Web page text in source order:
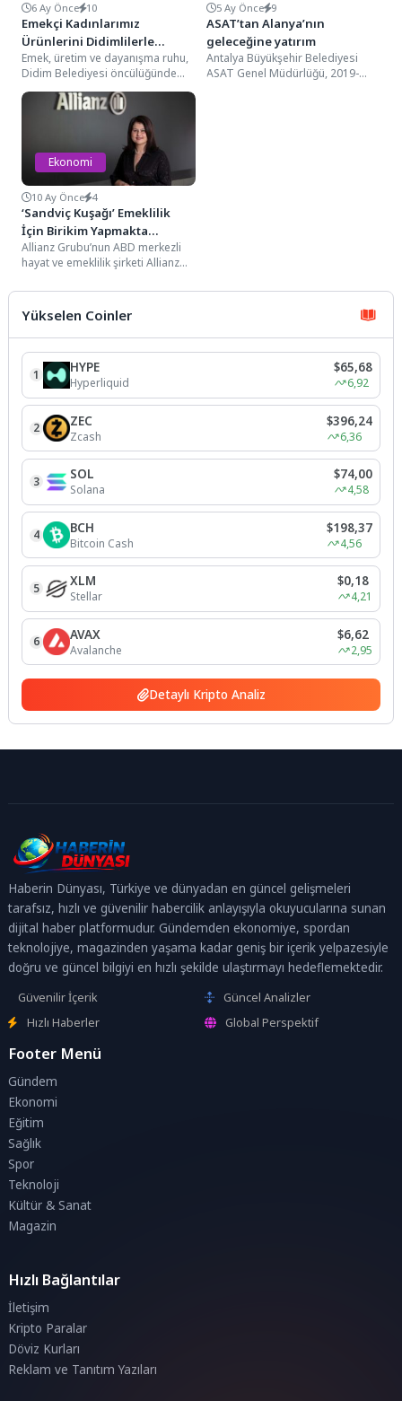
6 Ay Önce 10
Emekçi Kadınlarımız
Ürünlerini Didimlilerle
Buluşturacak
Emek, üretim ve dayanışma ruhu,
Didim Belediyesi öncülüğünde
Didim Kent Meydanı’nda hayat
bulacak.Didim Belediyesi
5 Ay Önce 9
ASAT’tan Alanya’nın
geleceğine yatırım
Antalya Büyükşehir Belediyesi
ASAT Genel Müdürlüğü, 2019-
Ekonomi
10 Ay Önce 4
‘Sandviç Kuşağı’ Emeklilik
İçin Birikim Yapmakta
Zorlanıyor
Allianz Grubu’nun ABD merkezli
hayat ve emeklilik şirketi Allianz
yılı sonuçlarını...
Yükselen Coinler
1 HYPE
Hyperliquid
$65,68
6,92
2 ZEC
Zcash
$396,24
6,36
3 SOL
Solana
$74,00
4,58
4 BCH
Bitcoin Cash
$198,37
4,56
5 XLM
Stellar
$0,18
4,21
6 AVAX
Avalanche
$6,62
2,95
Detaylı Kripto Analiz
Haberin Dünyası, Türkiye ve dünyadan en güncel gelişmeleri
tarafsız, hızlı ve güvenilir habercilik anlayışıyla okuyucularına sunan
dijital haber platformudur. Gündemden ekonomiye, spordan
teknolojiye, magazinden yaşama kadar geniş bir içerik yelpazesiyle
doğru ve güncel bilgiyi en hızlı şekilde ulaştırmayı hedeflemektedir.
Güvenilir İçerik
Güncel Analizler
Hızlı Haberler
Global Perspektif
Footer Menü
Gündem
Ekonomi
Eğitim
Sağlık
Spor
Teknoloji
Kültür & Sanat
Magazin
Hızlı Bağlantılar
İletişim
Kripto Paralar
Döviz Kurları
Reklam ve Tanıtım Yazıları